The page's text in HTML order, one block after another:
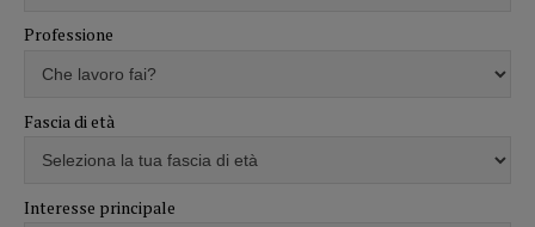
Professione
Fascia di età
Interesse principale